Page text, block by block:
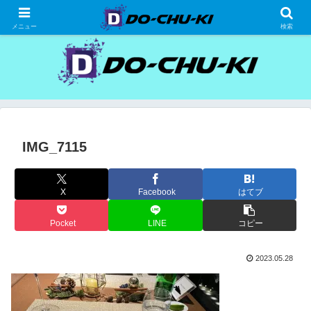
高級ホテルの格安宿泊研究、宿泊記
IMG_7115
X Facebook はてブ
Pocket LINE コピー
2023.05.28
メニュー 検索